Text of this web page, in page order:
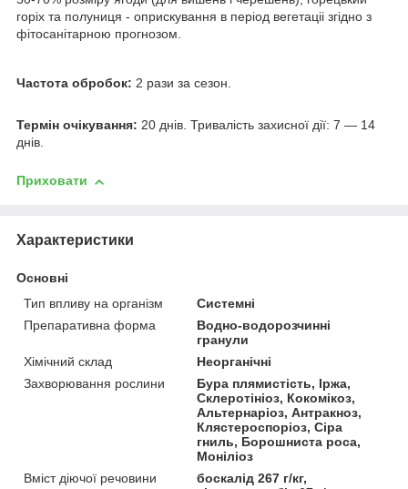
горiх та полуниця - оприскування в перiод вегетацii згiдно з
фiтосанiтарною прогнозом.
Частота обробок: 2 рази за сезон.
Термiн очiкування: 20 днiв. Тривалiсть захисної дiї: 7 — 14
днiв.
Приховати
Характеристики
Основні
Тип впливу на організм
Системні
Препаративна форма
Водно-водорозчинні
гранули
Хімічний склад
Неорганічні
Захворювання рослини
Бура плямистість, Іржа,
Склеротініоз, Кокомікоз,
Альтернаріоз, Антракноз,
Клястероспоріоз, Сіра
гниль, Борошниста роса,
Моніліоз
Вміст діючої речовини
боскалід 267 г/кг,